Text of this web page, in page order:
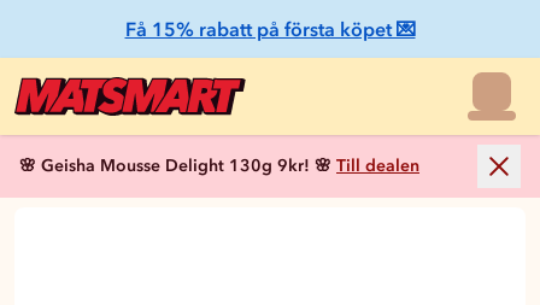
Få 15% rabatt på första köpet 💌
🌸 Geisha Mousse Delight 130g 9kr! 🌸 Till dealen